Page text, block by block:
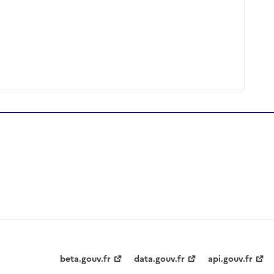
beta.gouv.fr data.gouv.fr api.gouv.fr